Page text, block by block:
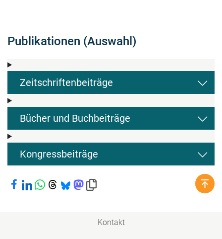
Publikationen (Auswahl)
Zeitschriftenbeiträge
Bücher und Buchbeiträge
Kongressbeiträge
Bei Facebook teilen
Bei LinkedIn teilen
Bei WhatsApp teilen
Bei Threads teilen
Bei Bluesky teilen
Bei Mastodon teilen
Link in die Zwischenablage kopieren
Kontakt